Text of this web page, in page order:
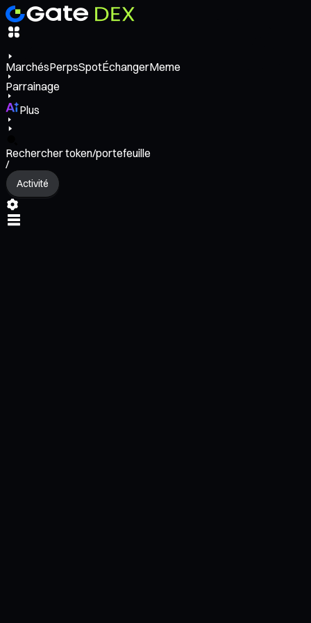
MarchésPerpsSpotÉchangerMeme
Parrainage
Plus
Rechercher token/portefeuille
/
Activité